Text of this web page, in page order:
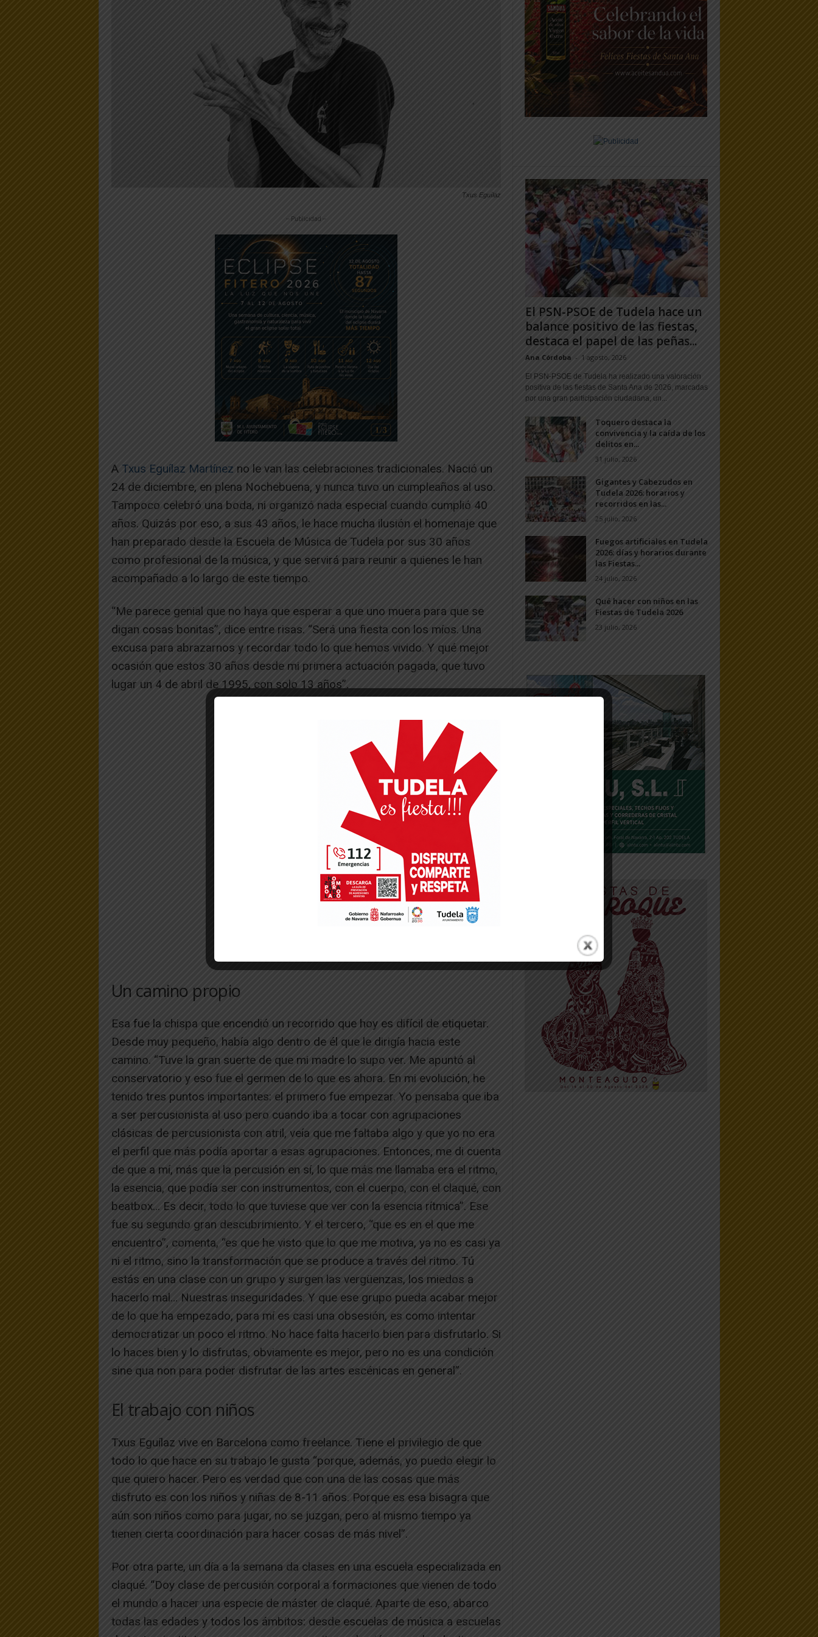
Txus Eguílaz
-- Publicidad --
A Txus Eguílaz Martínez no le van las celebraciones tradicionales. Nació un
24 de diciembre, en plena Nochebuena, y nunca tuvo un cumpleaños al uso.
Tampoco celebró una boda, ni organizó nada especial cuando cumplió 40
años. Quizás por eso, a sus 43 años, le hace mucha ilusión el homenaje que
han preparado desde la Escuela de Música de Tudela por sus 30 años
como profesional de la música, y que servirá para reunir a quienes le han
acompañado a lo largo de este tiempo.
“Me parece genial que no haya que esperar a que uno muera para que se
digan cosas bonitas”, dice entre risas. “Será una fiesta con los míos. Una
excusa para abrazarnos y recordar todo lo que hemos vivido. Y qué mejor
ocasión que estos 30 años desde mi primera actuación pagada, que tuvo
lugar un 4 de abril de 1995, con solo 13 años”.
Un camino propio
Esa fue la chispa que encendió un recorrido que hoy es difícil de etiquetar.
Desde muy pequeño, había algo dentro de él que le dirigía hacia este
camino. “Tuve la gran suerte de que mi madre lo supo ver. Me apuntó al
conservatorio y eso fue el germen de lo que es ahora. En mi evolución, he
tenido tres puntos importantes: el primero fue empezar. Yo pensaba que iba
a ser percusionista al uso pero cuando iba a tocar con agrupaciones
clásicas de percusionista con atril, veía que me faltaba algo y que yo no era
el perfil que más podía aportar a esas agrupaciones. Entonces, me di cuenta
de que a mí, más que la percusión en sí, lo que más me llamaba era el ritmo,
la esencia, que podía ser con instrumentos, con el cuerpo, con el claqué, con
beatbox… Es decir, todo lo que tuviese que ver con la esencia rítmica”. Ese
fue su segundo gran descubrimiento. Y el tercero, “que es en el que me
encuentro”, comenta, “es que he visto que lo que me motiva, ya no es casi ya
ni el ritmo, sino la transformación que se produce a través del ritmo. Tú
estás en una clase con un grupo y surgen las vergüenzas, los miedos a
hacerlo mal… Nuestras inseguridades. Y que ese grupo pueda acabar mejor
de lo que ha empezado, para mí es casi una obsesión, es como intentar
democratizar un poco el ritmo. No hace falta hacerlo bien para disfrutarlo. Si
lo haces bien y lo disfrutas, obviamente es mejor, pero no es una condición
sine qua non para poder disfrutar de las artes escénicas en general”.
El trabajo con niños
Txus Eguílaz vive en Barcelona como freelance. Tiene el privilegio de que
todo lo que hace en su trabajo le gusta “porque, además, yo puedo elegir lo
que quiero hacer. Pero es verdad que con una de las cosas que más
disfruto es con los niños y niñas de 8-11 años. Porque es esa bisagra que
aún son niños como para jugar, no se juzgan, pero al mismo tiempo ya
tienen cierta coordinación para hacer cosas de más nivel”.
Por otra parte, un día a la semana da clases en una escuela especializada en
claqué. “Doy clase de percusión corporal a formaciones que vienen de todo
el mundo a hacer una especie de máster de claqué. Aparte de eso, abarco
todas las edades y todos los ámbitos: desde escuelas de música a escuelas
El PSN-PSOE de Tudela hace un
balance positivo de las fiestas,
destaca el papel de las peñas...
Ana Córdoba - 1 agosto, 2026
El PSN-PSOE de Tudela ha realizado una valoración
positiva de las fiestas de Santa Ana de 2026, marcadas
por una gran participación ciudadana, un...
Toquero destaca la
convivencia y la caída de los
delitos en...
31 julio, 2026
Gigantes y Cabezudos en
Tudela 2026: horarios y
recorridos en las...
25 julio, 2026
Fuegos artificiales en Tudela
2026: días y horarios durante
las Fiestas...
24 julio, 2026
Qué hacer con niños en las
Fiestas de Tudela 2026
23 julio, 2026